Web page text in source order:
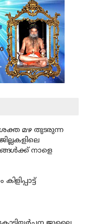
മഴ തുടരുന്ന
നാളെ